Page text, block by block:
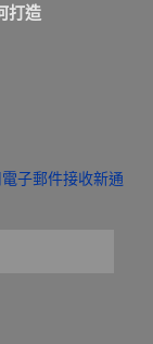
打造
子郵件接收新通